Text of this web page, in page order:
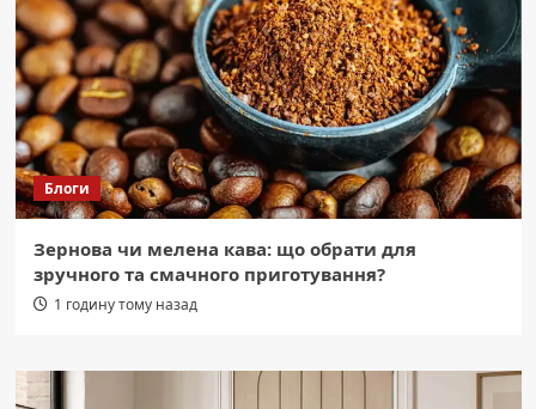
Блоги
Зернова чи мелена кава: що обрати для
зручного та смачного приготування?
1 годину тому назад